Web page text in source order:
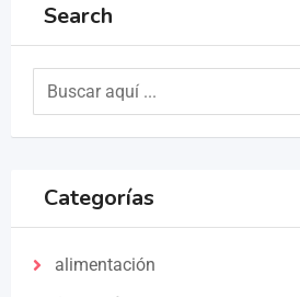
Search
Categorías
alimentación